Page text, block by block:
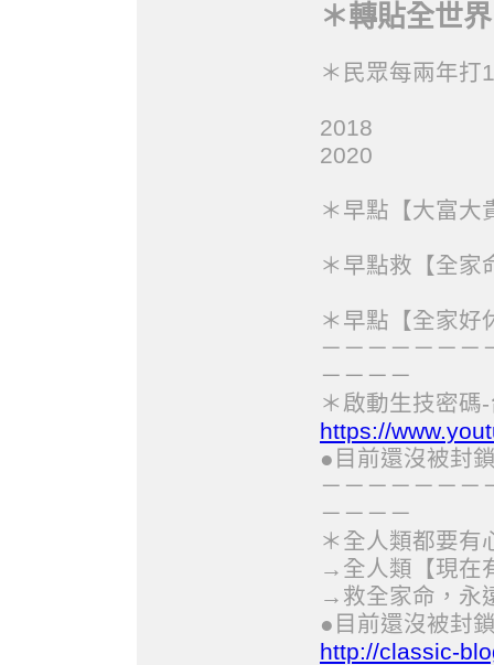
＊轉貼全世
＊民眾每兩年打
2018
2020
＊早點【大富大
＊早點救【全家
＊早點【全家好
－－－－－－－
－－－－
＊啟動生技密碼
https://
●目前還沒被封
－－－－－－－
－－－－
＊全人類都要有
→全人類【現在
→救全家命，永
●目前還沒被封
http://classic-